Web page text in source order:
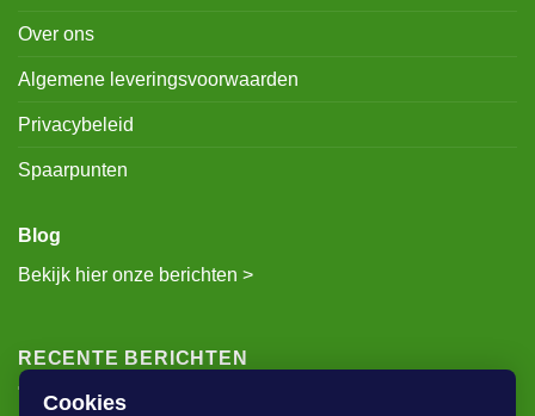
Blog
RECENTE BERICHTEN
Cookies